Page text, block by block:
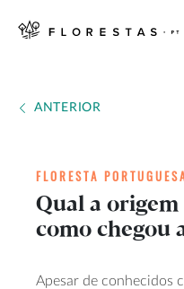
ANTERIOR
FLORESTA
Qual a
como chegou
Apesar de conhecidos